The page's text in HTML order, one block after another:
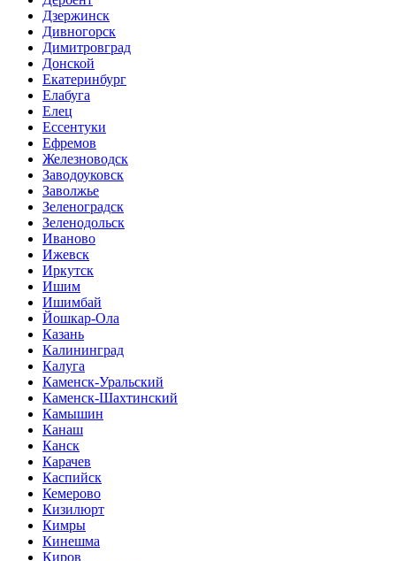
Дзержинск
Дивногорск
Димитровград
Донской
Екатеринбург
Елабуга
Елец
Ессентуки
Ефремов
Железноводск
Заводоуковск
Заволжье
Зеленоградск
Зеленодольск
Иваново
Ижевск
Иркутск
Ишим
Ишимбай
Йошкар-Ола
Казань
Калининград
Калуга
Каменск-Уральский
Каменск-Шахтинский
Камышин
Канаш
Канск
Карачев
Каспийск
Кемерово
Кизилюрт
Кимры
Кинешма
Киров